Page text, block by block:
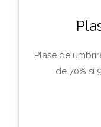
Plase de
de 70% si